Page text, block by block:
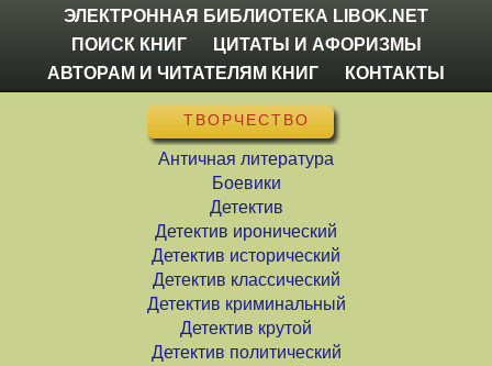
ЭЛЕКТРОННАЯ БИБЛИОТЕКА LIBOK.NET
ПОИСК КНИГ
ЦИТАТЫ И АФОРИЗМЫ
АВТОРАМ И ЧИТАТЕЛЯМ КНИГ
КОНТАКТЫ
ТВОРЧЕСТВО
Античная литература
Боевики
Детектив
Детектив иронический
Детектив исторический
Детектив классический
Детектив криминальный
Детектив крутой
Детектив политический